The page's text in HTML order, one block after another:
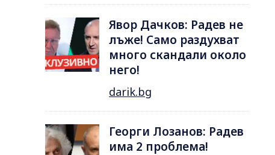
Явор Дачков: Радев не
лъже! Само раздухват
много скандали около
него!
darik.bg
Георги Лозанов: Радев
има 2 проблема!